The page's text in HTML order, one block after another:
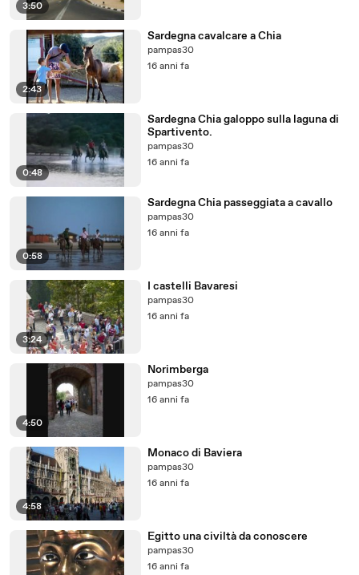
3:50
2:43
Sardegna cavalcare a Chia
pampas30
16 anni fa
0:48
Sardegna Chia galoppo sulla laguna di
Spartivento.
pampas30
16 anni fa
0:58
Sardegna Chia passeggiata a cavallo
pampas30
16 anni fa
3:24
I castelli Bavaresi
pampas30
16 anni fa
4:50
Norimberga
pampas30
16 anni fa
4:58
Monaco di Baviera
pampas30
16 anni fa
Egitto una civiltà da conoscere
pampas30
16 anni fa